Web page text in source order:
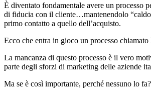
È diventato fondamentale avere un processo
di fiducia con il cliente…mantenendolo
primo contatto a quello dell’acquisto.
Ecco che entra in gioco un processo chiamato
La mancanza di questo processo è il vero
parte degli sforzi di marketing delle aziende
Ma se è così importante, perché nessuno lo fa?